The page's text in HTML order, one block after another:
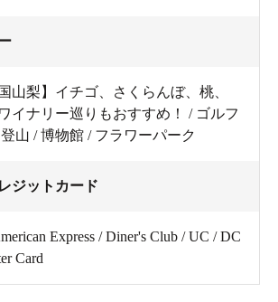
山梨】イチゴ、さくらんぼ、桃、
イナリー巡りもおすすめ！ / ゴルフ
山 / 博物館 / フラワーパーク
ジットカード
Express / Diner's Club / UC / DC
Card